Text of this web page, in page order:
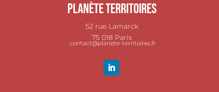
Planète Territoires
52 rue Lamarck
75 018 Paris
contact@planete-territoires.fr